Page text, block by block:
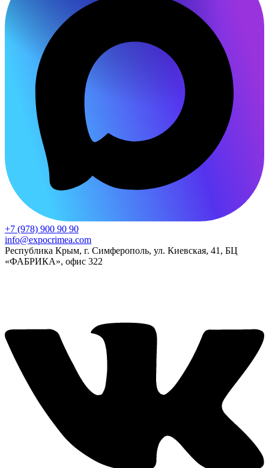
+7 (978) 900 90 90
info@expocrimea.com
Республика Крым, г. Симферополь, ул. Киевская, 41, БЦ
«ФАБРИКА», офис 322